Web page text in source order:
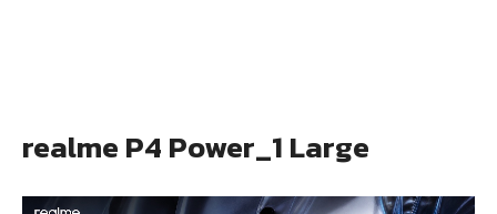
realme P4 Power_1 Large